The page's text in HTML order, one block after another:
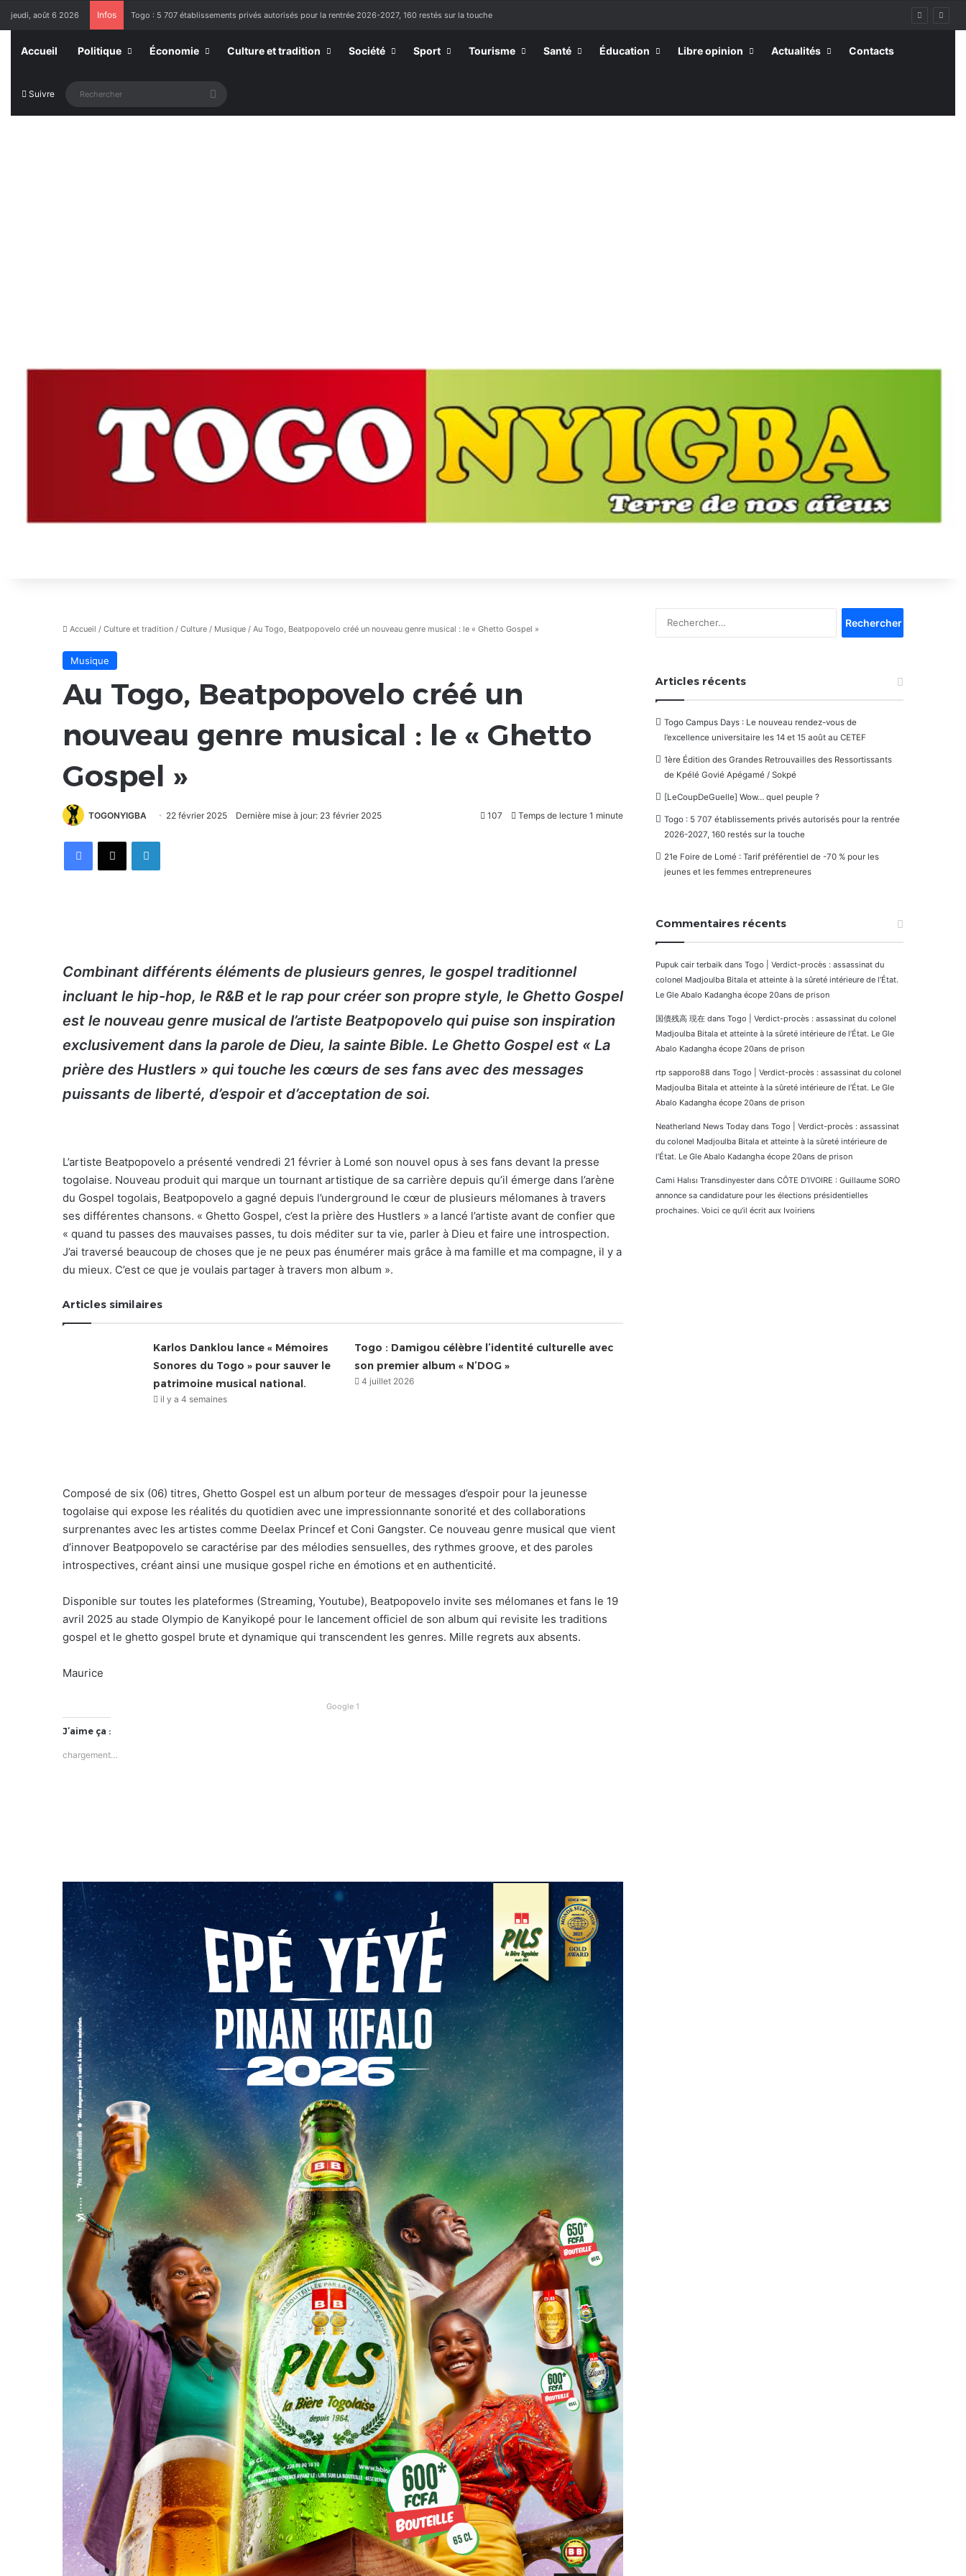
jeudi, août 6 2026 Infos Togo : 5 707 établissements privés autorisés pour la rentrée 2026-2027, 160 restés sur la touche
Accueil Politique Économie Culture et tradition Société Sport Tourisme Santé Éducation Libre opinion Actualités Contacts
Suivre Rechercher
Accueil / Culture et tradition / Culture / Musique / Au Togo, Beatpopovelo créé un nouveau genre musical : le « Ghetto Gospel »
Musique
Au Togo, Beatpopovelo créé un
nouveau genre musical : le « Ghetto
Gospel »
TOGONYIGBA 22 février 2025 Dernière mise à jour: 23 février 2025 107 Temps de lecture 1 minute
FacebookX Linkedin
Combinant différents éléments de plusieurs genres, le gospel traditionnel
incluant le hip-hop, le R&B et le rap pour créer son propre style, le Ghetto Gospel
est le nouveau genre musical de l’artiste Beatpopovelo qui puise son inspiration
exclusivement dans la parole de Dieu, la sainte Bible. Le Ghetto Gospel est « La
prière des Hustlers » qui touche les cœurs de ses fans avec des messages
puissants de liberté, d’espoir et d’acceptation de soi.
L’artiste Beatpopovelo a présenté vendredi 21 février à Lomé son nouvel opus à ses fans devant la presse
togolaise. Nouveau produit qui marque un tournant artistique de sa carrière depuis qu’il émerge dans l’arène
du Gospel togolais, Beatpopovelo a gagné depuis l’underground le cœur de plusieurs mélomanes à travers
ses différentes chansons. « Ghetto Gospel, c’est la prière des Hustlers » a lancé l’artiste avant de confier que
« quand tu passes des mauvaises passes, tu dois méditer sur ta vie, parler à Dieu et faire une introspection.
J’ai traversé beaucoup de choses que je ne peux pas énumérer mais grâce à ma famille et ma compagne, il y a
du mieux. C’est ce que je voulais partager à travers mon album ».
Articles similaires
Karlos Danklou lance « Mémoires
Sonores du Togo » pour sauver le
patrimoine musical national.
il y a 4 semaines
Togo : Damigou célèbre l’identité culturelle avec
son premier album « N’DOG »
4 juillet 2026
Composé de six (06) titres, Ghetto Gospel est un album porteur de messages d’espoir pour la jeunesse
togolaise qui expose les réalités du quotidien avec une impressionnante sonorité et des collaborations
surprenantes avec les artistes comme Deelax Princef et Coni Gangster. Ce nouveau genre musical que vient
d’innover Beatpopovelo se caractérise par des mélodies sensuelles, des rythmes groove, et des paroles
introspectives, créant ainsi une musique gospel riche en émotions et en authenticité.
Disponible sur toutes les plateformes (Streaming, Youtube), Beatpopovelo invite ses mélomanes et fans le 19
avril 2025 au stade Olympio de Kanyikopé pour le lancement officiel de son album qui revisite les traditions
gospel et le ghetto gospel brute et dynamique qui transcendent les genres. Mille regrets aux absents.
Maurice
Google 1
J’aime ça :
chargement…
Articles récents
Togo Campus Days : Le nouveau rendez-vous de
l’excellence universitaire les 14 et 15 août au CETEF
1ère Édition des Grandes Retrouvailles des Ressortissants
de Kpélé Govié Apégamé / Sokpé
[LeCoupDeGuelle] Wow… quel peuple ?
Togo : 5 707 établissements privés autorisés pour la rentrée
2026-2027, 160 restés sur la touche
21e Foire de Lomé : Tarif préférentiel de -70 % pour les
jeunes et les femmes entrepreneures
Commentaires récents
Pupuk cair terbaik dans Togo | Verdict-procès : assassinat du
colonel Madjoulba Bitala et atteinte à la sûreté intérieure de l’État.
Le Gle Abalo Kadangha écope 20ans de prison
国債残高 現在 dans Togo | Verdict-procès : assassinat du colonel
Madjoulba Bitala et atteinte à la sûreté intérieure de l’État. Le Gle
Abalo Kadangha écope 20ans de prison
rtp sapporo88 dans Togo | Verdict-procès : assassinat du colonel
Madjoulba Bitala et atteinte à la sûreté intérieure de l’État. Le Gle
Abalo Kadangha écope 20ans de prison
Neatherland News Today dans Togo | Verdict-procès : assassinat
du colonel Madjoulba Bitala et atteinte à la sûreté intérieure de
l’État. Le Gle Abalo Kadangha écope 20ans de prison
Cami Halısı Transdinyester dans CÔTE D’IVOIRE : Guillaume SORO
annonce sa candidature pour les élections présidentielles
prochaines. Voici ce qu’il écrit aux Ivoiriens